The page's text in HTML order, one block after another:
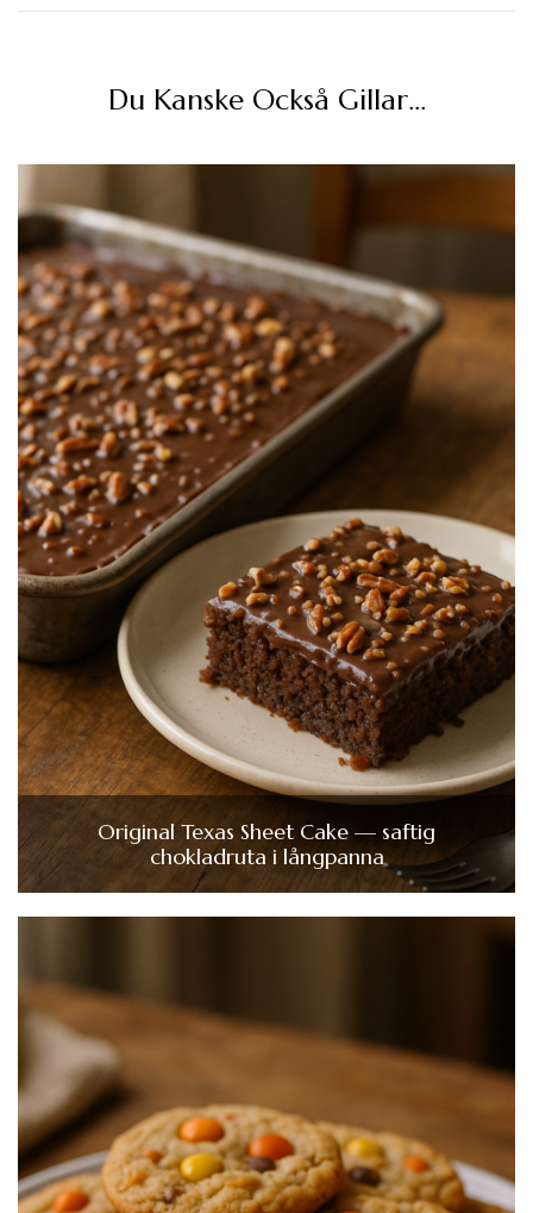
Du Kanske Också Gillar…
Original Texas Sheet Cake — saftig
chokladruta i långpanna